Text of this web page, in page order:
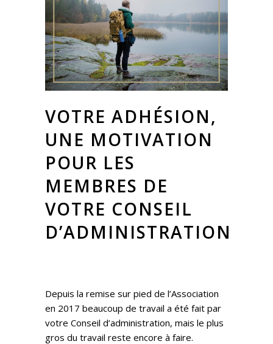
VOTRE ADHÉSION,
UNE MOTIVATION
POUR LES
MEMBRES DE
VOTRE CONSEIL
D’ADMINISTRATION
Depuis la remise sur pied de l’Association
en 2017 beaucoup de travail a été fait par
votre Conseil d’administration, mais le plus
gros du travail reste encore à faire.